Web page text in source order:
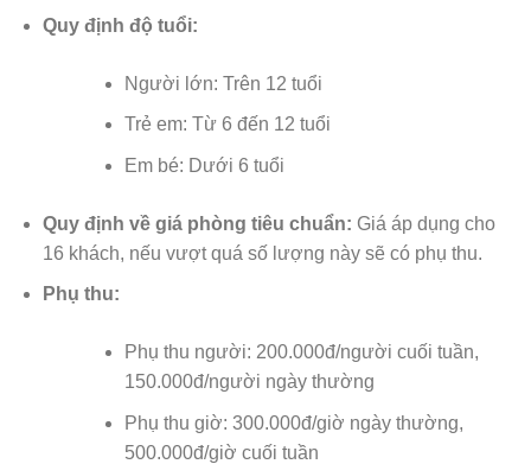
Quy định độ tuổi:
Người lớn: Trên 12 tuổi
Trẻ em: Từ 6 đến 12 tuổi
Em bé: Dưới 6 tuổi
Quy định về giá phòng tiêu chuẩn: Giá áp dụng cho
16 khách, nếu vượt quá số lượng này sẽ có phụ thu.
Phụ thu:
Phụ thu người: 200.000đ/người cuối tuần,
150.000đ/người ngày thường
Phụ thu giờ: 300.000đ/giờ ngày thường,
500.000đ/giờ cuối tuần